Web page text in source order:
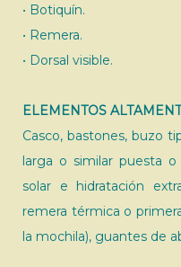
• Botiquín.
• Remera.
• Dorsal visible.
ELEMENTOS
Casco, bastones, buzo
larga o similar puesta
solar e hidratación
remera térmica o
la mochila), guantes de